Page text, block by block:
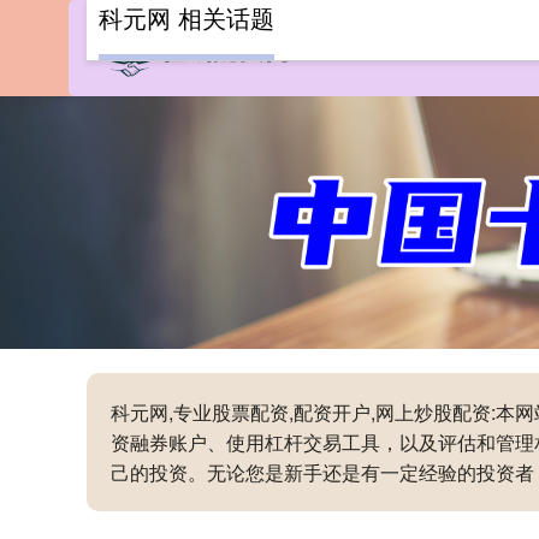
科元网,专业股票配资,配资开户,网上炒股配资:本
资融券账户、使用杠杆交易工具，以及评估和管
己的投资。无论您是新手还是有一定经验的投资
科元网 相关话题